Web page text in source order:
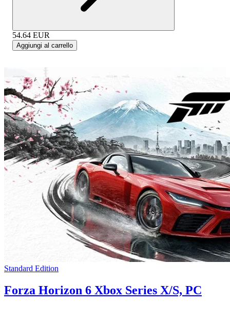
54.64 EUR
Aggiungi al carrello
Standard Edition
Forza Horizon 6 Xbox Series X/S, PC